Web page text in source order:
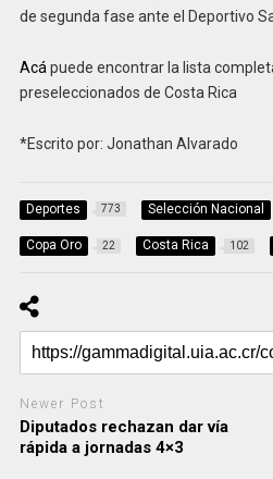
de segunda fase ante el Deportivo
Acá puede encontrar la lista
preseleccionados de Costa Rica
*Escrito por: Jonathan Alvarado
Deportes 773 Selección Nacional
Copa Oro 22 Costa Rica 102
Newer Post
Diputados rechazan dar vía
rápida a jornadas 4×3